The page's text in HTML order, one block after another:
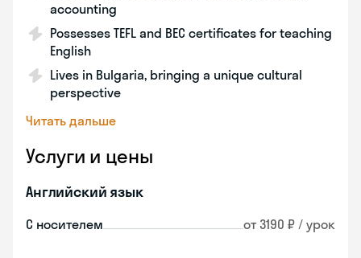
accounting
Possesses TEFL and BEC certificates for teaching
English
Lives in Bulgaria, bringing a unique cultural
perspective
Читать дальше
Услуги и цены
Английский язык
С носителем от 3190 ₽ / урок